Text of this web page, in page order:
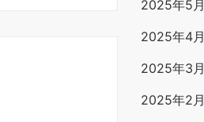
2025年5月
2025年4月
2025年3月
2025年2月